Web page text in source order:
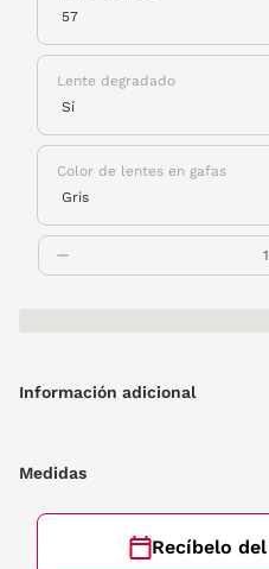
Lente degradado
Color de lentes en gafas
Información adicional
Medidas
Recíbelo